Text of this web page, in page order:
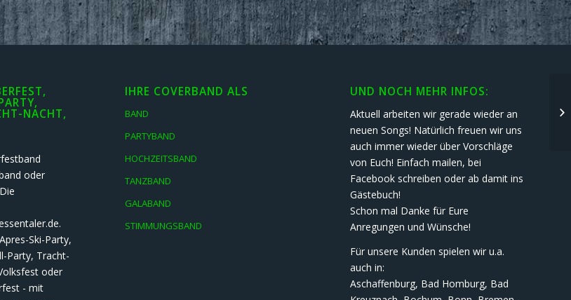
NACHT,
oder
Ski-Party,
Party, Tracht-
oder
- mit
IHRE COVERBAND ALS
BAND
PARTYBAND
HOCHZEITSBAND
TANZBAND
GALABAND
STIMMUNGSBAND
UND NOCH MEHR INFOS:
Aktuell arbeiten wir gerade wieder an
neuen Songs! Natürlich freuen wir uns
auch immer wieder über Vorschläge
von Euch! Einfach mailen, bei
Facebook schreiben oder ab damit ins
Gästebuch!
Schon mal Danke für Eure
Anregungen und Wünsche!
Für unsere Kunden spielen wir u.a.
auch in:
Aschaffenburg, Bad Homburg, Bad